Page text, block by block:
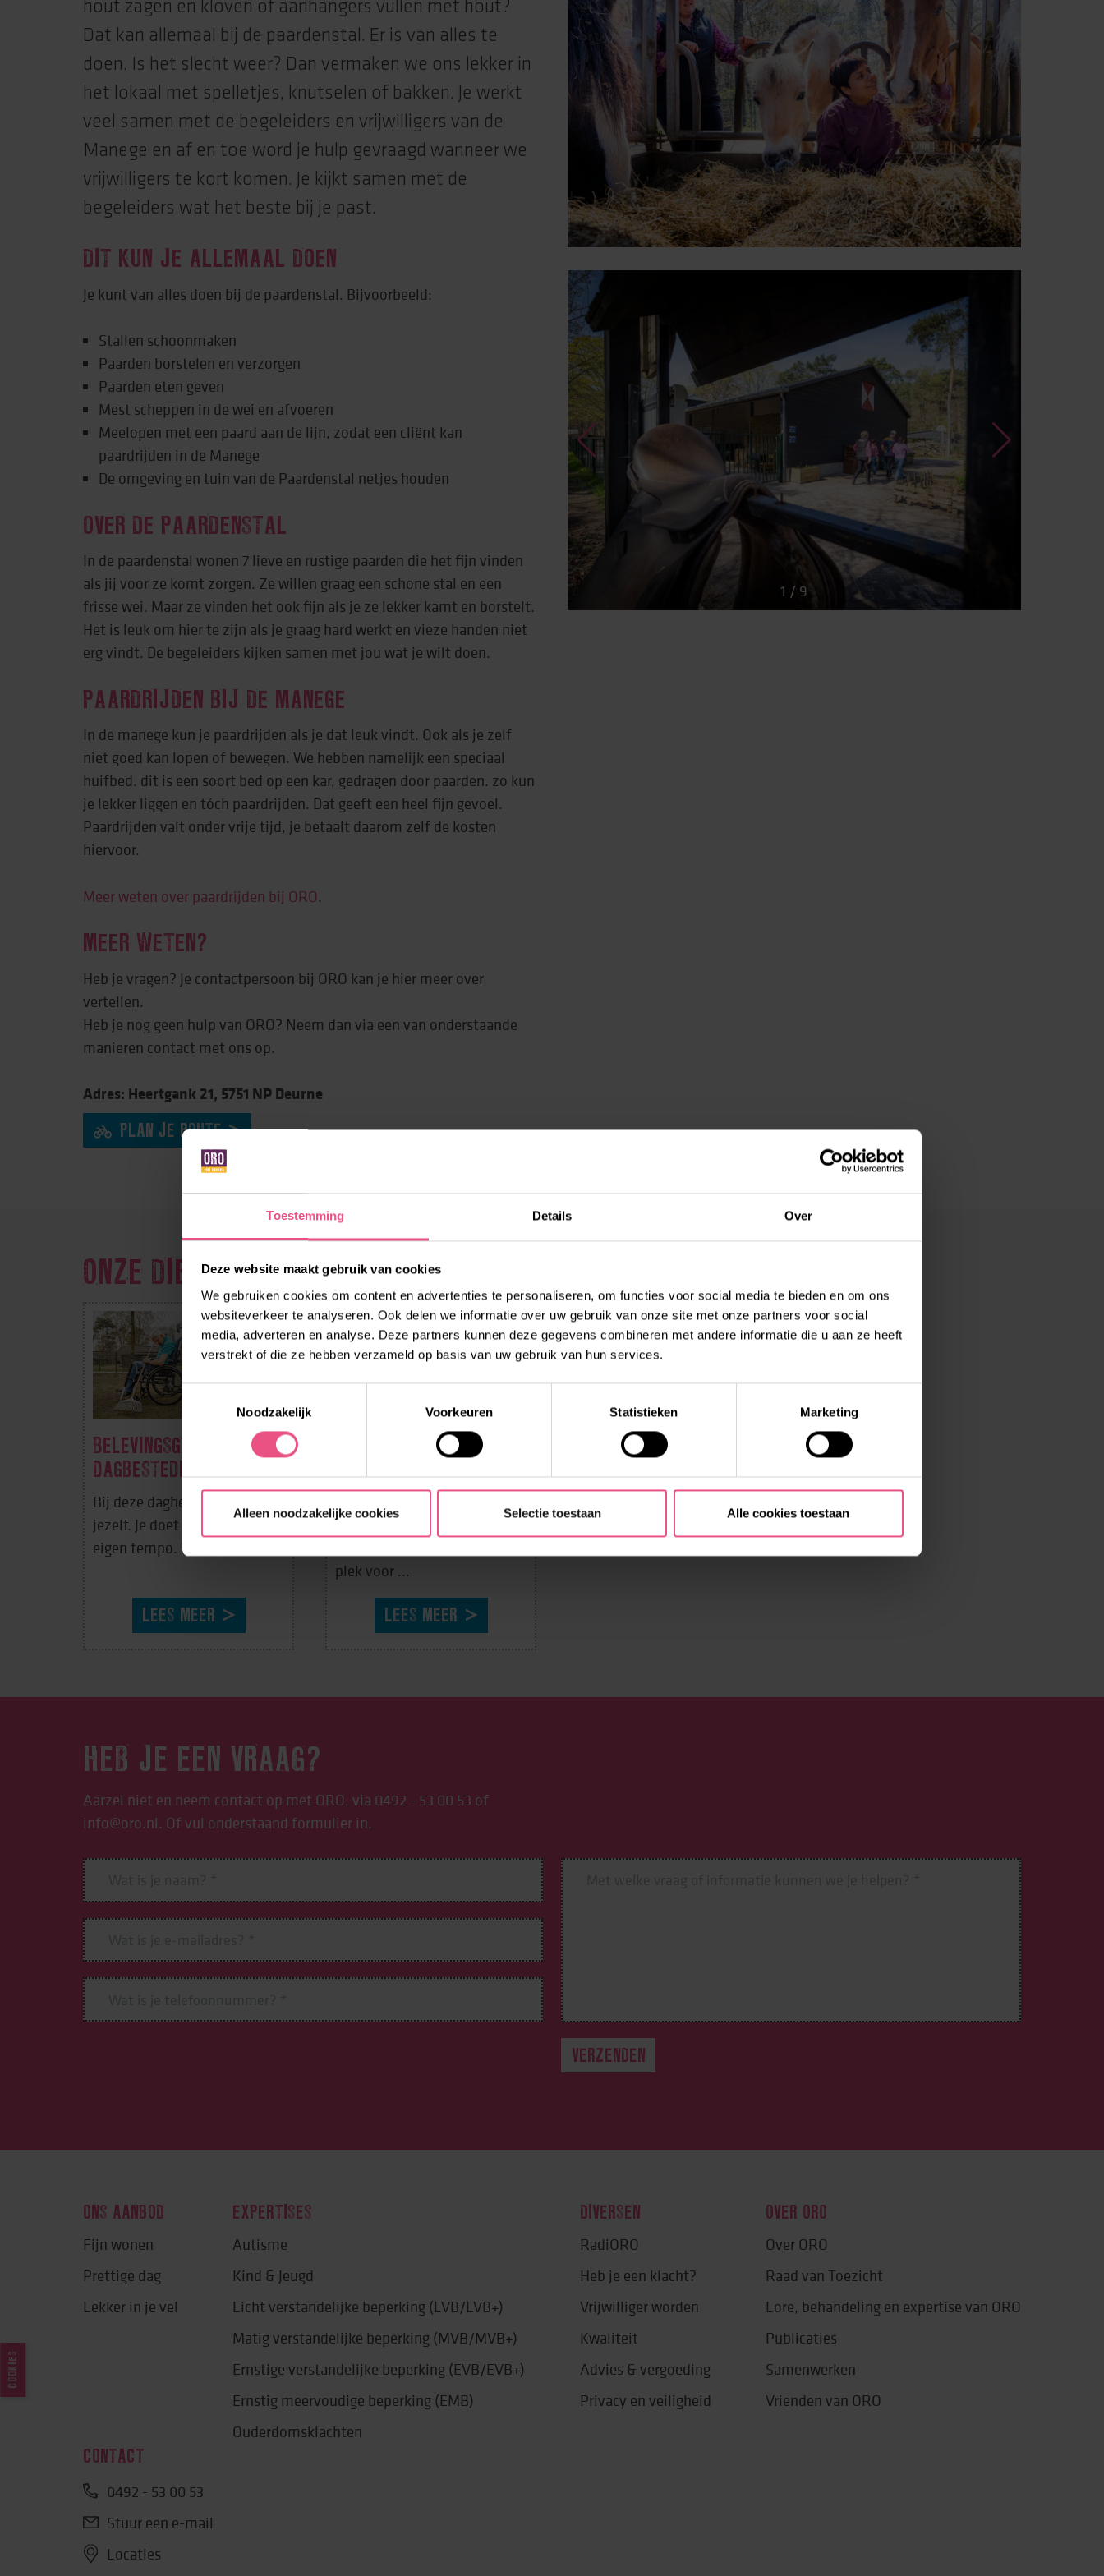
Toestemming Details Over
Deze website maakt gebruik van cookies
We gebruiken cookies om content en advertenties te personaliseren, om functies voor social media te bieden en om ons
websiteverkeer te analyseren. Ook delen we informatie over uw gebruik van onze site met onze partners voor social
media, adverteren en analyse. Deze partners kunnen deze gegevens combineren met andere informatie die u aan ze heeft
verstrekt of die ze hebben verzameld op basis van uw gebruik van hun services.
Noodzakelijk
Voorkeuren Statistieken Marketing
Alleen noodzakelijke cookies Selectie toestaan Alle cookies toestaan
Behandeling & expertise (Lore)
Beweging
hout zagen en kloven of aanhangers vullen met hout?
Dat kan allemaal bij de paardenstal. Er is van alles te
doen. Is het slecht weer? Dan vermaken we ons lekker in
het lokaal met spelletjes, knutselen of bakken. Je werkt
veel samen met de begeleiders en vrijwilligers van de
Manege en af en toe word je hulp gevraagd wanneer we
vrijwilligers te kort komen. Je kijkt samen met de
begeleiders wat het beste bij je past.
DIT KUN JE ALLEMAAL DOEN
Je kunt van alles doen bij de paardenstal. Bijvoorbeeld:
Stallen schoonmaken
Paarden borstelen en verzorgen
Paarden eten geven
Mest scheppen in de wei en afvoeren
Meelopen met een paard aan de lijn, zodat een cliënt kan
paardrijden in de Manege
De omgeving en tuin van de Paardenstal netjes houden
OVER DE PAARDENSTAL
In de paardenstal wonen 7 lieve en rustige paarden die het fijn vinden
als jij voor ze komt zorgen. Ze willen graag een schone stal en een
frisse wei. Maar ze vinden het ook fijn als je ze lekker kamt en borstelt.
Het is leuk om hier te zijn als je graag hard werkt en vieze handen niet
erg vindt. De begeleiders kijken samen met jou wat je wilt doen.
PAARDRIJDEN BIJ DE MANEGE
In de manege kun je paardrijden als je dat leuk vindt. Ook als je zelf
niet goed kan lopen of bewegen. We hebben namelijk een speciaal
huifbed. dit is een soort bed op een kar, gedragen door paarden. zo kun
je lekker liggen en tóch paardrijden. Dat geeft een heel fijn gevoel.
Paardrijden valt onder vrije tijd, je betaalt daarom zelf de kosten
hiervoor.
Meer weten over paardrijden bij ORO.
MEER WETEN?
Heb je vragen? Je contactpersoon bij ORO kan je hier meer over
vertellen.
Heb je nog geen hulp van ORO? Neem dan via een van onderstaande
manieren contact met ons op.
Adres: Heertgank 21, 5751 NP Deurne
PLAN JE ROUTE
1 / 9
ONZE DIENSTEN OP DEZE LOCATIE
BELEVINGSGERICHTE
DAGBESTEDING
Bij deze dagbesteding ben je
jezelf. Je doet de dingen op je
eigen tempo. En ...
LEES MEER
BOS, BOERDERIJ EN
is Dagbesteding Bos,
plek voor ...
LEES MEER
HEB JE EEN VRAAG?
Aarzel niet en neem contact op met ORO, via 0492 - 53 00 53 of
info@oro.nl. Of vul onderstaand formulier in.
ONS AANBOD
Fijn wonen
Prettige dag
Lekker in je vel
EXPERTISES
Autisme
Kind & Jeugd
Licht verstandelijke beperking (LVB/LVB+)
Matig verstandelijke beperking (MVB/MVB+)
Ernstige verstandelijke beperking (EVB/EVB+)
Ernstig meervoudige beperking (EMB)
Ouderdomsklachten
DIVERSEN
RadiORO
Heb je een klacht?
Vrijwilliger worden
Kwaliteit
Advies & vergoeding
Privacy en veiligheid
OVER ORO
Over ORO
Raad van Toezicht
Lore, behandeling en expertise van ORO
Publicaties
Samenwerken
Vrienden van ORO
CONTACT
0492 - 53 00 53
Stuur een e-mail
Locaties
COOKIES